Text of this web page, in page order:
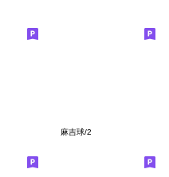
麻吉球/2